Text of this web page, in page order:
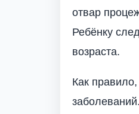
отвар
Ребёнку
возраста.
Как